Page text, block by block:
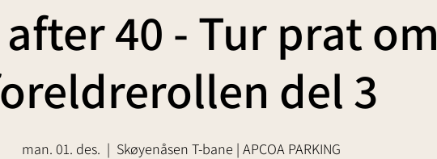
40 - Tur prat om
del 3
man. 01. des.
  |
Skøyenåsen T-bane | APCOA PARKING